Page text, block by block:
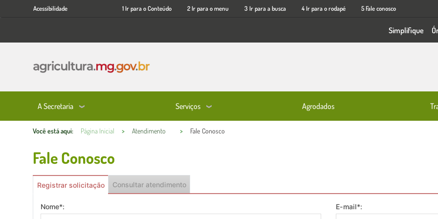
para
conteúdo
Acessibilidade
Acessibilidade 1 Ir para o Conteúdo 2 Ir para o menu 3 Ir para a busca 4 Ir para o rodapé 5 Fale conosco
Simplifique
A Secretaria Serviços Agrodados
Você está aqui: Página Inicial Atendimento Fale Conosco
Fale Conosco
Conteúdo Principal